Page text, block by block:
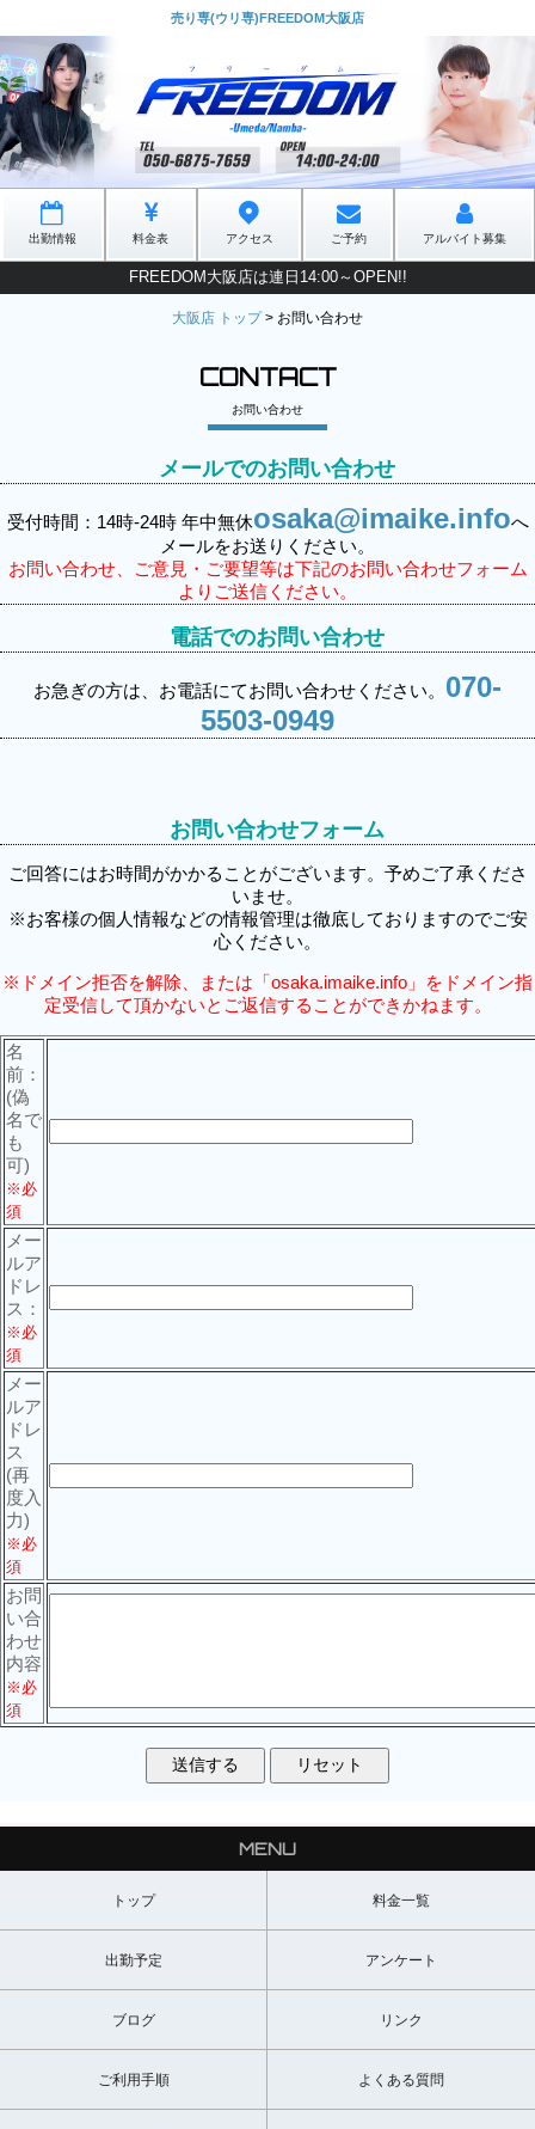
売り専(ウリ専)FREEDOM大阪店
出勤情報 料金表 アクセス ご予約 アルバイト募集
FREEDOM大阪店は連日14:00～OPEN!!
大阪店 トップ > お問い合わせ
CONTACT
お問い合わせ
メールでのお問い合わせ
受付時間：14時-24時 年中無休osaka@imaike.infoへ
メールをお送りください。
お問い合わせ、ご意見・ご要望等は下記のお問い合わせフォーム
よりご送信ください。
電話でのお問い合わせ
お急ぎの方は、お電話にてお問い合わせください。 070-
5503-0949
お問い合わせフォーム
ご回答にはお時間がかかることがございます。予めご了承くださ
いませ。
※お客様の個人情報などの情報管理は徹底しておりますのでご安
心ください。
※ドメイン拒否を解除、または「osaka.imaike.info」をドメイン指
定受信して頂かないとご返信することができかねます。
名
前：
(偽
名で
も
可)
※必
須
メー
ルア
ドレ
ス：
※必
須
メー
ルア
ドレ
ス
(再
度入
力)
※必
須
お問
い合
わせ
内容
※必
須
MENU
トップ 料金一覧
出勤予定 アンケート
ブログ リンク
ご利用手順 よくある質問